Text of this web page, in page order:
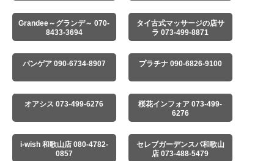
Grandee～グランデ～ 070-
8433-3694
タイ古式マッサージの店サ
ラ 073-499-8871
パンゲア 090-6734-8907 プラチナ 090-6826-9100
オアシス 073-499-6276
桜花インフォア 073-499-
6276
i-wish 和歌山店 080-4782-
0857
セレブガーデンスパ和歌山
店 073-488-5479